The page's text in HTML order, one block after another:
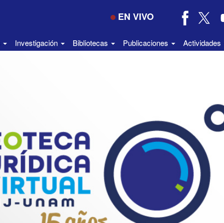
EN VIVO
Investigación Bibliotecas Publicaciones Actividades